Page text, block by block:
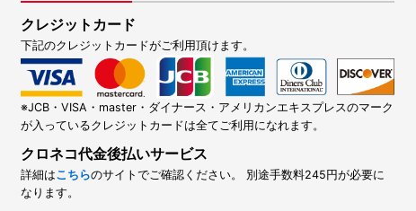
クレジットカード
下記のクレジットカードがご利用頂けます。
※JCB・VISA・master・ダイナース・アメリカンエキスプレスのマーク
が入っているクレジットカードは全てご利用になれます。
クロネコ代金後払いサービス
詳細はこちらのサイトでご確認ください。 別途手数料245円が必要に
なります。